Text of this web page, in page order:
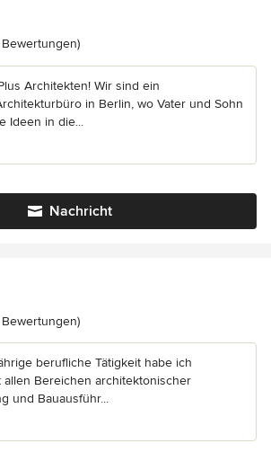
5 von 5 Sternen
Bewertungen)
Architekten! Wir sind ein
in Berlin, wo Vater und Sohn
Ideen in die...
Nachricht
5 von 5 Sternen
Bewertungen)
berufliche Tätigkeit habe ich
allen Bereichen architektonischer
und Bauausführ...